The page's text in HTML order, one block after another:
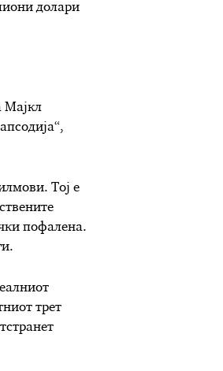
долари
Мајкл
Тој е
пофалена.
трет